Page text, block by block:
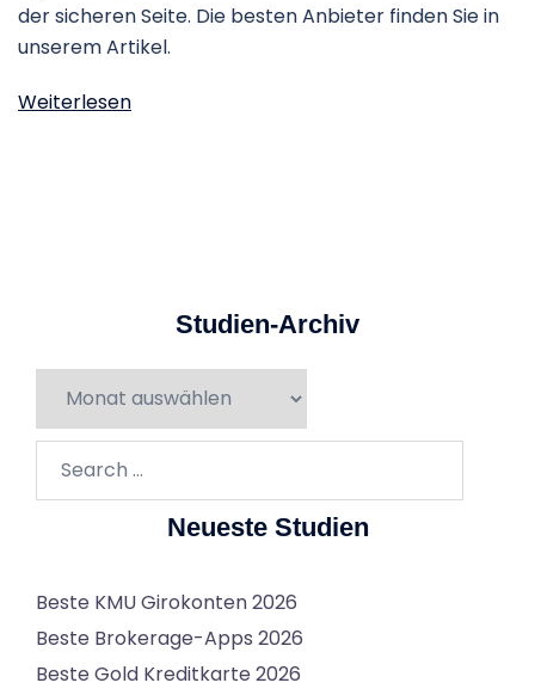
der sicheren Seite. Die besten Anbieter finden Sie in
unserem Artikel.
Weiterlesen
Studien-Archiv
Archiv
Neueste Studien
Beste KMU Girokonten 2026
Beste Brokerage-Apps 2026
Beste Gold Kreditkarte 2026